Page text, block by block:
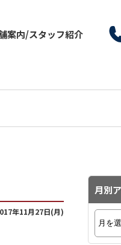
案内/スタッフ紹介
年11月27日(月)
月別